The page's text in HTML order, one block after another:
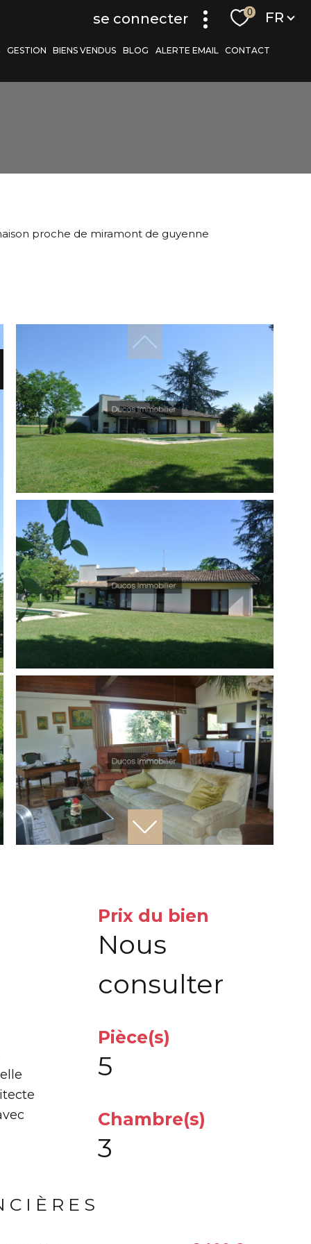
se connecter 0 Langue
FR
GESTION BIENS VENDUS BLOG ALERTE EMAIL CONTACT
proche de miramont de guyenne
Prix du bien
Nous
consulter
Pièce(s)
5
Chambre(s)
3